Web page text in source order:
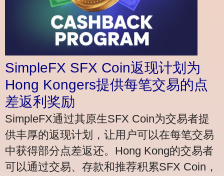
SimpleFX SFX Coin返现计划为
Hong Kongers提供每笔交易的点
差返利奖励
SimpleFX通过其原生SFX Coin为交易者提
供丰厚的返现计划，让用户可以在每笔交易
中获得部分点差返还。Hong Kong的交易者
可以通过交易、存款和推荐积累SFX Coin，